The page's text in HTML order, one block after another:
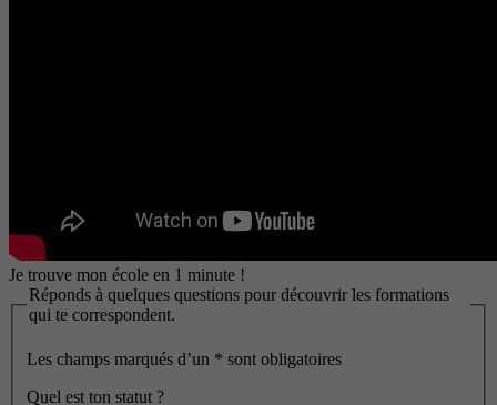
Je trouve mon école en 1 minute !
Réponds à quelques questions pour découvrir les formations
qui te correspondent.
Les champs marqués d’un * sont obligatoires
Quel est ton statut ?